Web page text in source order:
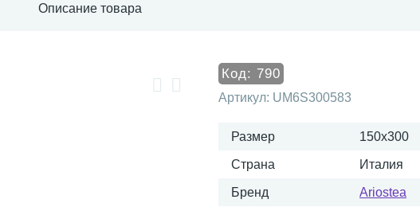
Описание товара
Код: 790
Артикул: UM6S300583
Размер 150x300
Страна Италия
Бренд Ariostea